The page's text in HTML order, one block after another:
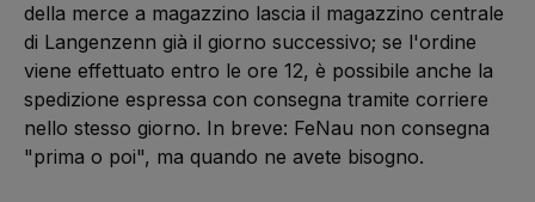
della merce a magazzino lascia il magazzino centrale
di Langenzenn già il giorno successivo; se l'ordine
viene effettuato entro le ore 12, è possibile anche la
spedizione espressa con consegna tramite corriere
nello stesso giorno. In breve: FeNau non consegna
"prima o poi", ma quando ne avete bisogno.